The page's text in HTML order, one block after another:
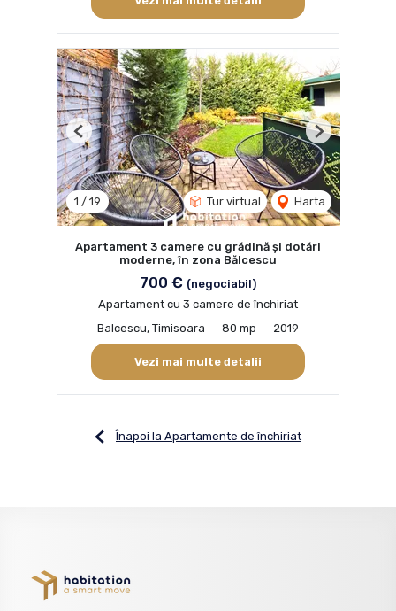
1 / 19 Tur virtual Harta
Previous Next
Apartament 3 camere cu grădină și dotări
moderne, în zona Bălcescu
700 € (negociabil)
Apartament cu 3 camere de închiriat
Balcescu, Timisoara
80 mp 2019
Vezi mai multe detalii
Înapoi la Apartamente de închiriat